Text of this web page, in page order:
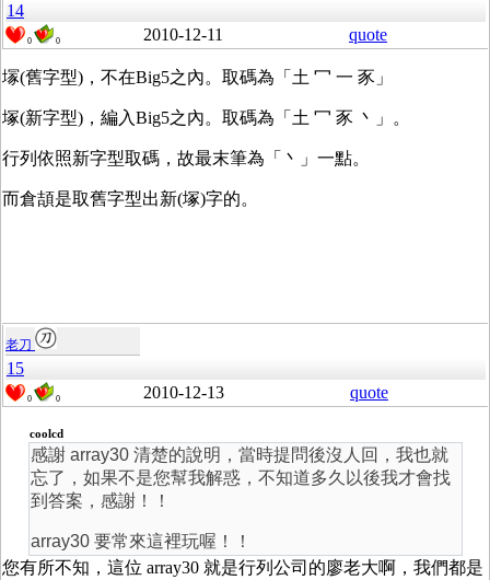
14
0 0 2010-12-11 quote
塜(舊字型)，不在Big5之內。取碼為「土 冖 一 豕」
塚(新字型)，編入Big5之內。取碼為「土 冖 豕 丶」。
行列依照新字型取碼，故最末筆為「丶」一點。
而倉頡是取舊字型出新(塚)字的。
老刀
15
0 0 2010-12-13 quote
coolcd
感謝 array30 清楚的說明，當時提問後沒人回，我也就
忘了，如果不是您幫我解惑，不知道多久以後我才會找
到答案，感謝！！
array30 要常來這裡玩喔！！
您有所不知，這位 array30 就是行列公司的廖老大啊，我們都是